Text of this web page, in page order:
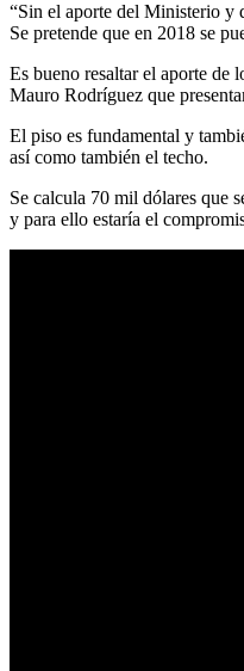
“Sin el aporte del Ministerio y
Se pretende que en 2018 se
Es bueno resaltar el aporte de
Mauro Rodríguez que
El piso es fundamental y
así como también el techo.
Se calcula 70 mil dólares que
y para ello estaría el